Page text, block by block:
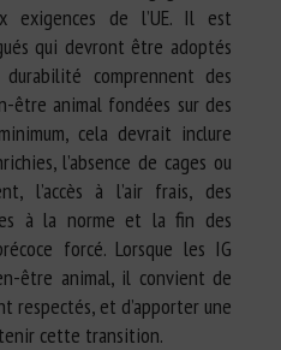
exigences de l’UE. Il est
qui devront être adoptés
comprennent des
être animal fondées sur des
cela devrait inclure
l’absence de cages ou
l’accès à l’air frais, des
à la norme et la fin des
forcé. Lorsque les IG
être animal, il convient de
respectés, et d’apporter une
cette transition.